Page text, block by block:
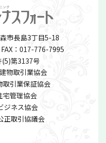
市長島3丁目5-18
：017-776-7995
第3137号
物取引業協会
取引業保証協会
宅管理協会
ジネス協会
正取引協議会